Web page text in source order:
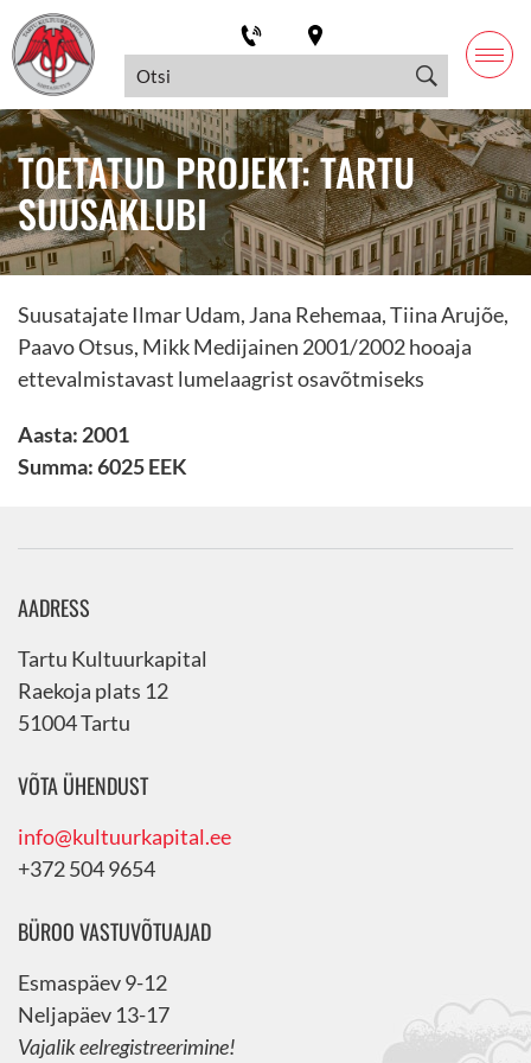
TOETATUD PROJEKT: TARTU
SUUSAKLUBI
Suusatajate Ilmar Udam, Jana Rehemaa, Tiina Arujõe,
Paavo Otsus, Mikk Medijainen 2001/2002 hooaja
ettevalmistavast lumelaagrist osavõtmiseks
Aasta: 2001
Summa: 6025 EEK
AADRESS
Tartu Kultuurkapital
Raekoja plats 12
51004 Tartu
VÕTA ÜHENDUST
info@kultuurkapital.ee
+372 504 9654
BÜROO VASTUVÕTUAJAD
Esmaspäev 9-12
Neljapäev 13-17
Vajalik eelregistreerimine!